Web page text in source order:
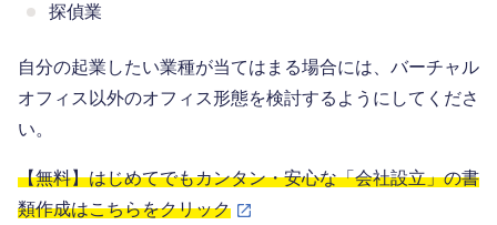
探偵業
自分の起業したい業種が当てはまる場合には、バーチャル
オフィス以外のオフィス形態を検討するようにしてくださ
い。
【無料】はじめてでもカンタン・安心な「会社設立」の書
類作成はこちらをクリック